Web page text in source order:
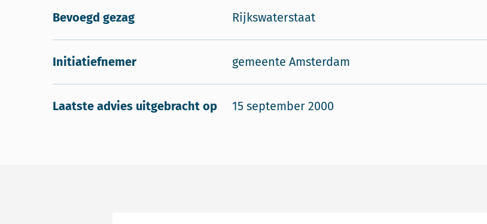
Bevoegd gezag Rijkswaterstaat
Initiatiefnemer gemeente Amsterdam
Laatste advies uitgebracht op 15 september 2000